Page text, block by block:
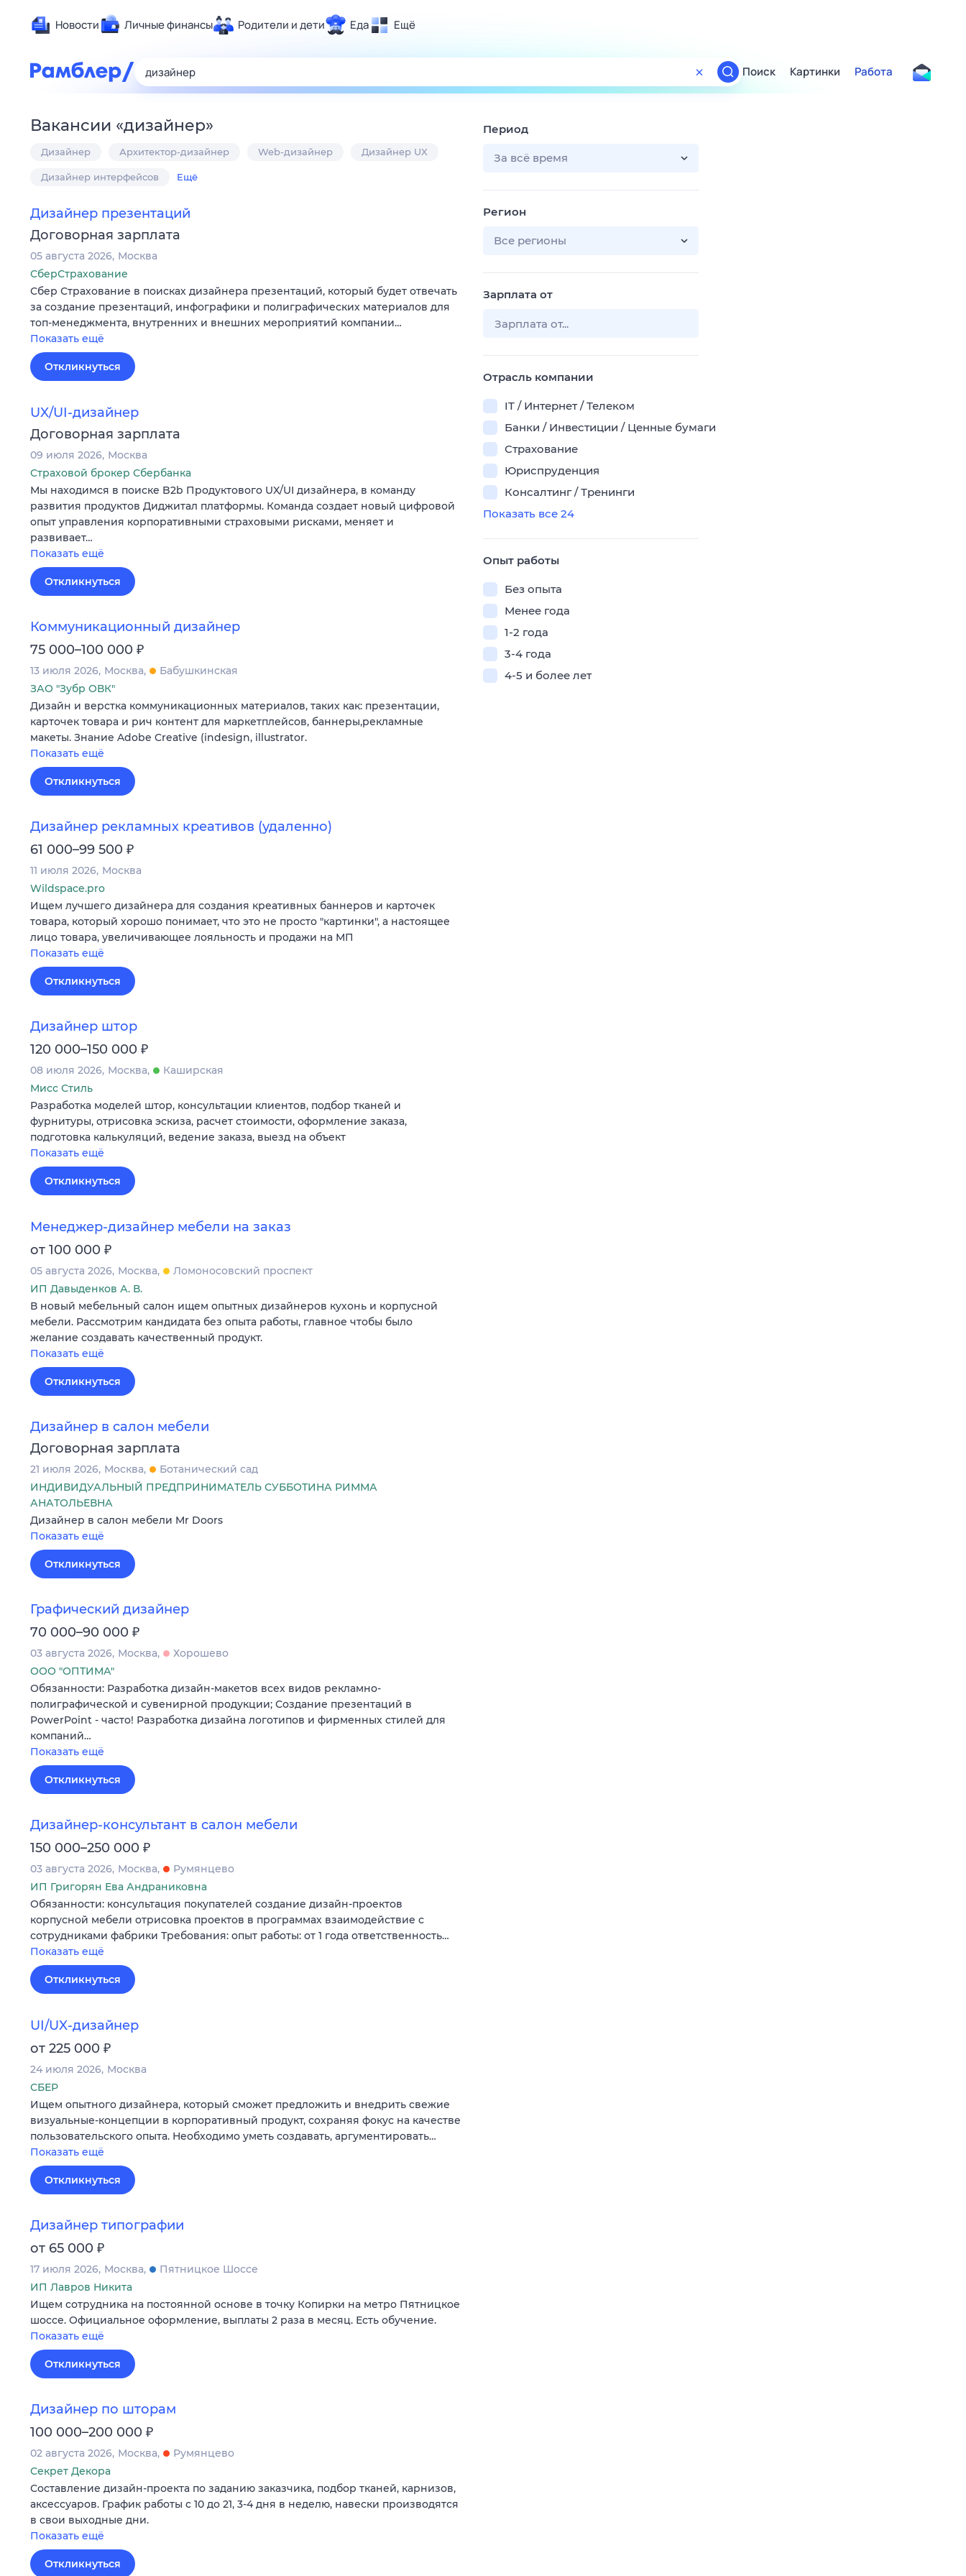
Новости Личные финансы Родители и дети Еда Ещё
Развлечения и отдых
Карьера
Поиск
ТВ-программа
Поиск Картинки Работа
Вакансии «дизайнер»
Дизайнер Архитектор-дизайнер Web-дизайнер Дизайнер UX
Дизайнер интерфейсов Ещё
Дизайнер презентаций
Договорная зарплата
05 августа 2026 Москва
СберСтрахование
Сбер Страхование в поисках дизайнера презентаций, который будет отвечать
за создание презентаций, инфографики и полиграфических материалов для
топ-менеджмента, внутренних и внешних мероприятий компании…
Показать ещё
Откликнуться
UX/UI-дизайнер
Договорная зарплата
09 июля 2026 Москва
Страховой брокер Сбербанка
Мы находимся в поиске B2b Продуктового UX/UI дизайнера, в команду
развития продуктов Диджитал платформы. Команда создает новый цифровой
опыт управления корпоративными страховыми рисками, меняет и
развивает…
Показать ещё
Откликнуться
Коммуникационный дизайнер
75 000–100 000 ₽
13 июля 2026 Москва
Бабушкинская
ЗАО "Зубр ОВК"
Дизайн и верстка коммуникационных материалов, таких как: презентации,
карточек товара и рич контент для маркетплейсов, баннеры,рекламные
макеты. Знание Adobe Creative (indesign, illustrator.
Показать ещё
Откликнуться
Дизайнер рекламных креативов (удаленно)
61 000–99 500 ₽
11 июля 2026 Москва
Wildspace.pro
Ищем лучшего дизайнера для создания креативных баннеров и карточек
товара, который хорошо понимает, что это не просто "картинки", а настоящее
лицо товара, увеличивающее лояльность и продажи на МП
Показать ещё
Откликнуться
Дизайнер штор
120 000–150 000 ₽
08 июля 2026 Москва
Каширская
Мисс Стиль
Разработка моделей штор, консультации клиентов‚ подбор тканей и
фурнитуры‚ отрисовка эскиза, расчет стоимости‚ оформление заказа,
подготовка калькуляций, ведение заказа, выезд на объект
Показать ещё
Откликнуться
Менеджер-дизайнер мебели на заказ
от 100 000 ₽
05 августа 2026 Москва
Ломоносовский проспект
ИП Давыденков А. В.
В новый мебельный салон ищем опытных дизайнеров кухонь и корпусной
мебели. Рассмотрим кандидата без опыта работы, главное чтобы было
желание создавать качественный продукт.
Показать ещё
Откликнуться
Дизайнер в салон мебели
Договорная зарплата
21 июля 2026 Москва
Ботанический сад
ИНДИВИДУАЛЬНЫЙ ПРЕДПРИНИМАТЕЛЬ СУББОТИНА РИММА
АНАТОЛЬЕВНА
Дизайнер в салон мебели Mr Doors
Показать ещё
Откликнуться
Графический дизайнер
70 000–90 000 ₽
03 августа 2026 Москва
Хорошево
ООО "ОПТИМА"
Обязанности: Разработка дизайн-макетов всех видов рекламно-
полиграфической и сувенирной продукции; Создание презентаций в
PowerPoint - часто! Разработка дизайна логотипов и фирменных стилей для
компаний…
Показать ещё
Откликнуться
Дизайнер-консультант в салон мебели
150 000–250 000 ₽
03 августа 2026 Москва
Румянцево
ИП Григорян Ева Андраниковна
Обязанности: консультация покупателей создание дизайн-проектов
корпусной мебели отрисовка проектов в программах взаимодействие с
сотрудниками фабрики Требования: опыт работы: от 1 года ответственность…
Показать ещё
Откликнуться
UI/UX-дизайнер
от 225 000 ₽
24 июля 2026 Москва
СБЕР
Ищем опытного дизайнера, который сможет предложить и внедрить свежие
визуальные-концепции в корпоративный продукт, сохраняя фокус на качестве
пользовательского опыта. Необходимо уметь создавать, аргументировать…
Показать ещё
Откликнуться
Дизайнер типографии
от 65 000 ₽
17 июля 2026 Москва
Пятницкое Шоссе
ИП Лавров Никита
Ищем сотрудника на постоянной основе в точку Копирки на метро Пятницкое
шоссе. Официальное оформление, выплаты 2 раза в месяц. Есть обучение.
Показать ещё
Откликнуться
Дизайнер по шторам
100 000–200 000 ₽
02 августа 2026 Москва
Румянцево
Секрет Декора
Составление дизайн-проекта по заданию заказчика, подбор тканей, карнизов,
аксессуаров. График работы с 10 до 21, 3-4 дня в неделю, навески производятся
в свои выходные дни.
Показать ещё
Откликнуться
Период
За всё время
Регион
Все регионы
Зарплата от
Отрасль компании
IT / Интернет / Телеком
Банки / Инвестиции / Ценные бумаги
Страхование
Юриспруденция
Консалтинг / Тренинги
Показать все 24
Опыт работы
Без опыта
Менее года
1-2 года
3-4 года
4-5 и более лет